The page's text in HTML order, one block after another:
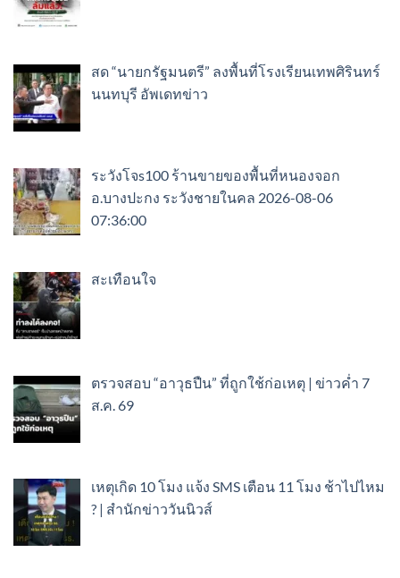
สด “นายกรัฐมนตรี” ลงพื้นที่โรงเรียนเทพศิรินทร์
นนทบุรี อัพเดทข่าว
ระวังโจs100 ร้านขายของพื้นที่หนองจอก
อ.บางปะกง ระวังชายในคล 2026-08-06
07:36:00
สะเทือนใจ
ตรวจสอบ “อาวุธปืน” ที่ถูกใช้ก่อเหตุ | ข่าวค่ำ 7
ส.ค. 69
เหตุเกิด 10 โมง แจ้ง SMS เตือน 11 โมง ช้าไปไหม
? | สำนักข่าววันนิวส์